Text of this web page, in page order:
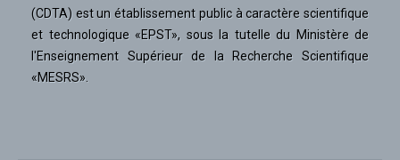
(CDTA) est un établissement public à caractère scientifique
et technologique «EPST», sous la tutelle du Ministère de
l'Enseignement Supérieur de la Recherche Scientifique
«MESRS».